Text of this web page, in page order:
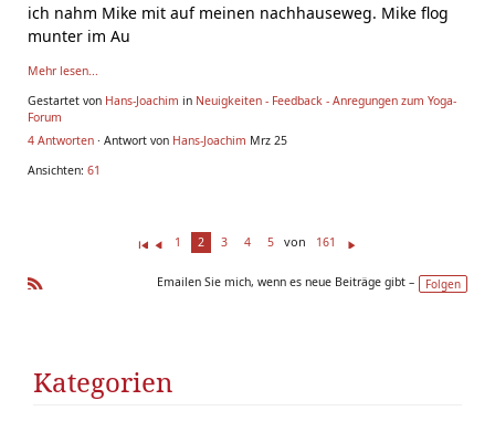
ich nahm Mike mit auf meinen nachhauseweg. Mike flog
munter im Au
Mehr lesen...
Gestartet von Hans-Joachim in Neuigkeiten - Feedback - Anregungen zum Yoga-
Forum
4 Antworten · Antwort von Hans-Joachim Mrz 25
Ansichten: 61
ur
1 2 3 4 5 von 161
ei
Emailen Sie mich, wenn es neue Beiträge gibt – Folgen
Kategorien